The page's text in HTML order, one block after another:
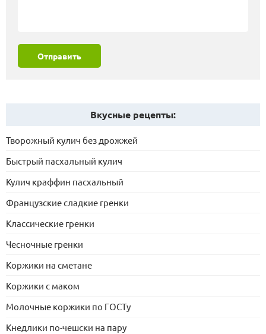
Отправить
Вкусные рецепты:
Творожный кулич без дрожжей
Быстрый пасхальный кулич
Кулич краффин пасхальный
Французские сладкие гренки
Классические гренки
Чесночные гренки
Коржики на сметане
Коржики с маком
Молочные коржики по ГОСТу
Кнедлики по-чешски на пару